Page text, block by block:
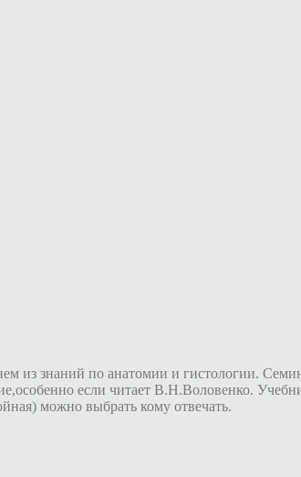
из знаний по анатомии и гистологии.
если читает В.Н.Воловенко.
можно выбрать кому отвечать.